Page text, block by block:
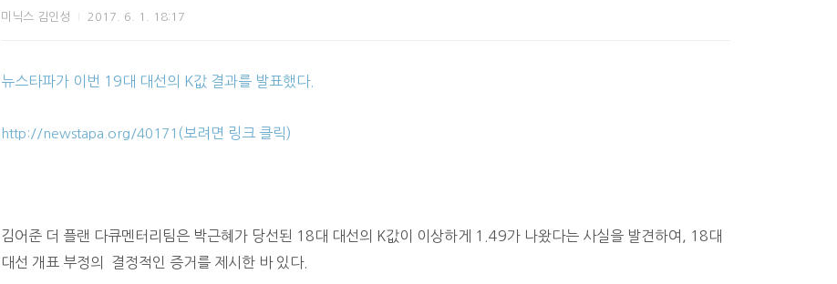
미닉스 김인성 2017. 6. 1. 18:17
뉴스타파가 이번 19대 대선의 K값 결과를 발표했다.
http://newstapa.org/40171 (보려면 링크 클릭)
김어준 더 플랜 다큐멘터리팀은 박근혜가 당선된
18대 대선의 K값이 이상하게 1.49가 나왔다는 사실을 발견하여, 18대
대선 개표 부정의 결정적인 증거를 제시한 바 있다.